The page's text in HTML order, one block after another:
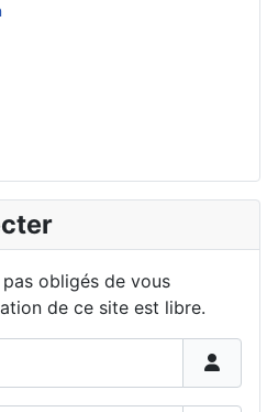
obligés de vous
de ce site est libre.